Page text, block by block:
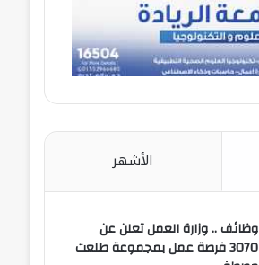
الأشهر
وظائف .. وزارة العمل تعلن عن
3070 فرصة عمل بمجموعة طلعت